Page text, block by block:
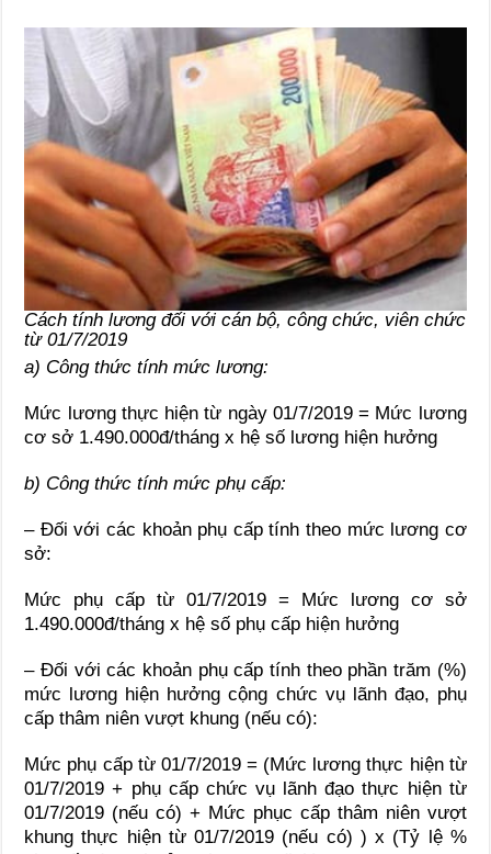
Cách tính lương đối với cán bộ, công chức, viên chức
từ 01/7/2019
a) Công thức tính mức lương:
Mức lương thực hiện từ ngày 01/7/2019 = Mức lương
cơ sở 1.490.000đ/tháng x hệ số lương hiện hưởng
b) Công thức tính mức phụ cấp:
– Đối với các khoản phụ cấp tính theo mức lương cơ
sở:
Mức phụ cấp từ 01/7/2019 = Mức lương cơ sở
1.490.000đ/tháng x hệ số phụ cấp hiện hưởng
– Đối với các khoản phụ cấp tính theo phần trăm (%)
mức lương hiện hưởng cộng chức vụ lãnh đạo, phụ
cấp thâm niên vượt khung (nếu có):
Mức phụ cấp từ 01/7/2019 = (Mức lương thực hiện từ
01/7/2019 + phụ cấp chức vụ lãnh đạo thực hiện từ
01/7/2019 (nếu có) + Mức phục cấp thâm niên vượt
khung thực hiện từ 01/7/2019 (nếu có) ) x (Tỷ lệ %